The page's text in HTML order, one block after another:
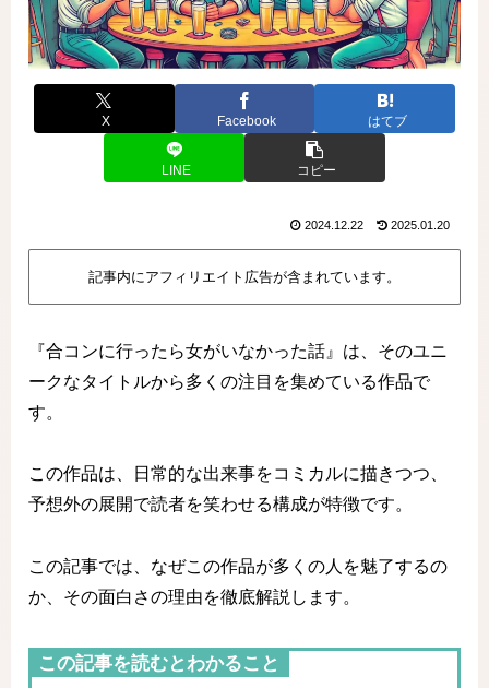
X Facebook はてブ
LINE コピー
2024.12.22 2025.01.20
記事内にアフィリエイト広告が含まれています。
『合コンに行ったら女がいなかった話』は、そのユニ
ークなタイトルから多くの注目を集めている作品で
す。
この作品は、日常的な出来事をコミカルに描きつつ、
予想外の展開で読者を笑わせる構成が特徴です。
この記事では、なぜこの作品が多くの人を魅了するの
か、その面白さの理由を徹底解説します。
この記事を読むとわかること